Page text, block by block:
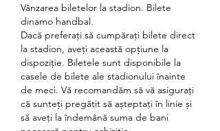
Vânzarea biletelor la stadion. Bilete
dinamo handbal.
Dacă preferați să cumpărați bilete direct
la stadion, aveți această opțiune la
dispoziție. Biletele sunt disponibile la
casele de bilete ale stadionului înainte
de meci. Vă recomandăm să vă asigurați
că sunteți pregătit să așteptați în linie și
să aveți la îndemână suma de bani